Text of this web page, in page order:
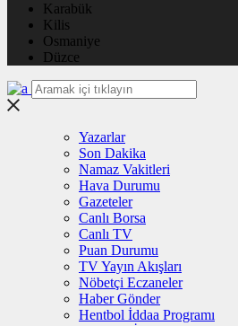
Karabük
Kilis
Osmaniye
Düzce
Yazarlar
Son Dakika
Namaz Vakitleri
Hava Durumu
Gazeteler
Canlı Borsa
Canlı TV
Puan Durumu
TV Yayın Akışları
Nöbetçi Eczaneler
Haber Gönder
Hentbol İddaa Programı